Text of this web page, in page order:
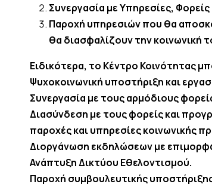
Συνεργασία με Υπηρεσίες,
Παροχή υπηρεσιών που θα
θα διασφαλίζουν την κοινωνική
Ειδικότερα, το Κέντρο Κοινότητας
Ψυχοκοινωνική υποστήριξη και
Συνεργασία με τους αρμόδιους
Διασύνδεση με τους φορείς και
παροχές και υπηρεσίες κοινωνικής
Διοργάνωση εκδηλώσεων με
Ανάπτυξη Δικτύου Εθελοντισμού.
Παροχή συμβουλευτικής